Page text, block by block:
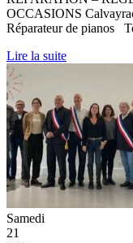
OCCASIONS
Réparateur de pianos
Lire la suite
Samedi
21